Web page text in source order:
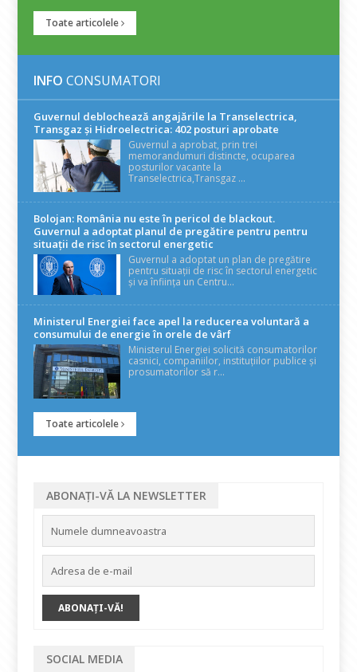
Toate articolele
INFO CONSUMATORI
Guvernul deblochează angajările la Transelectrica,
Transgaz și Hidroelectrica: 402 posturi aprobate
Guvernul a aprobat, prin trei
memorandumuri distincte, ocuparea
posturilor vacante la
Transelectrica,Transgaz ...
Bolojan: România nu este în pericol de blackout.
Guvernul a adoptat planul de pregătire pentru pentru
situații de risc în sectorul energetic
Guvernul a adoptat un plan de pregătire
pentru situații de risc în sectorul energetic
și va înființa un Centru...
Ministerul Energiei face apel la reducerea voluntară a
consumului de energie în orele de vârf
Ministerul Energiei solicită consumatorilor
casnici, companiilor, instituțiilor publice și
prosumatorilor să r...
Toate articolele
ABONAȚI-VĂ LA NEWSLETTER
SOCIAL MEDIA